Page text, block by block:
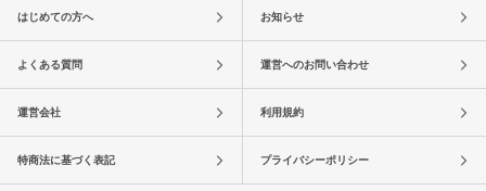
はじめての方へ お知らせ
よくある質問 運営へのお問い合わせ
運営会社 利用規約
特商法に基づく表記 プライバシーポリシー